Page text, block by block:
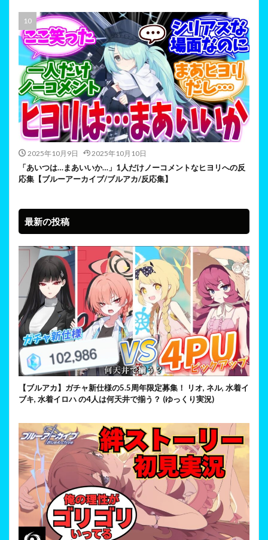
2025年10月9日 2025年10月10日
「あいつは…まあいいか…」1人だけノーコメントなヒヨリへの反
応集【ブルーアーカイブ/ブルアカ/反応集】
最新の投稿
【ブルアカ】ガチャ新仕様の5.5周年限定募集！ リオ, ネル, 水着イ
ブキ, 水着イロハ の4人は何天井で揃う？ (ゆっくり実況)